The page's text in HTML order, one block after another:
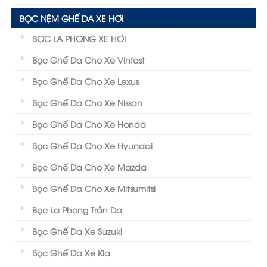
BỌC NỆM GHẾ DA XE HƠI
BỌC LA PHONG XE HƠI
Bọc Ghế Da Cho Xe Vinfast
Bọc Ghế Da Cho Xe Lexus
Bọc Ghế Da Cho Xe Nissan
Bọc Ghế Da Cho Xe Honda
Bọc Ghế Da Cho Xe Hyundai
Bọc Ghế Da Cho Xe Mazda
Bọc Ghế Da Cho Xe Mitsumitsi
Bọc La Phong Trần Da
Bọc Ghế Da Xe Suzuki
Bọc Ghế Da Xe Kia